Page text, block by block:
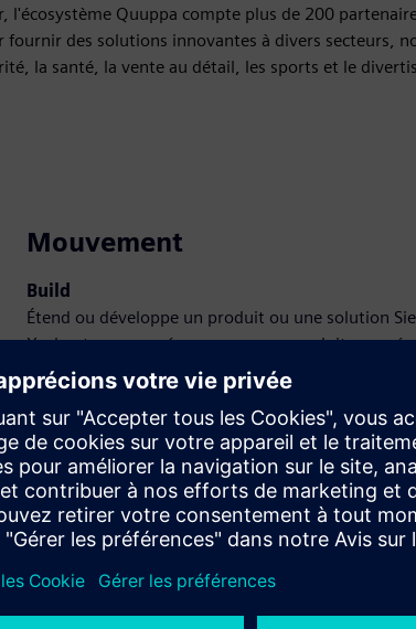
Quuppa compte plus de 200
des solutions innovantes à divers secteurs,
la santé, la vente au détail, les sports et le
Mouvement
Build
Étend ou développe un produit ou une solution
Xcelerator pour créer un nouveau produit, ou
nouvelle solution client en intégrant un produit
Xcelerator à son propre produit